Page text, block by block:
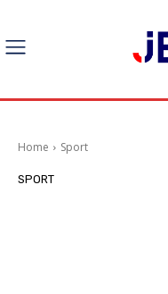
Home Sport
SPORT